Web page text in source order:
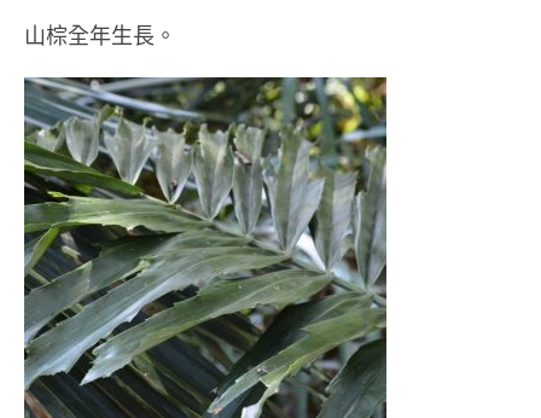
部落美食
原民文創
關於我們
English
山棕全年生長。